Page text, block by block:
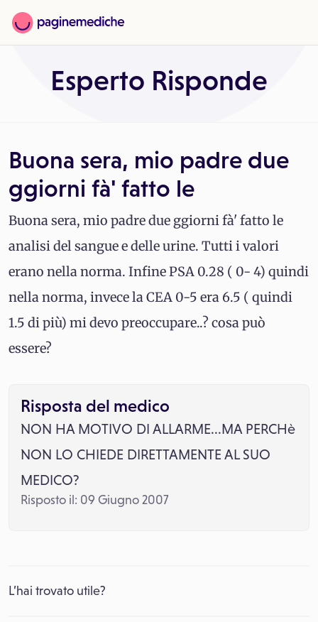
Esperto Risponde
Buona sera, mio padre due
ggiorni fà' fatto le
Buona sera, mio padre due ggiorni fà' fatto le
analisi del sangue e delle urine. Tutti i valori
erano nella norma. Infine PSA 0.28 ( 0- 4) quindi
nella norma, invece la CEA 0-5 era 6.5 ( quindi
1.5 di più) mi devo preoccupare..? cosa può
essere?
Risposta del medico
NON HA MOTIVO DI ALLARME...MA PERCHè
NON LO CHIEDE DIRETTAMENTE AL SUO
MEDICO?
Risposto il: 09 Giugno 2007
L’hai trovato utile?